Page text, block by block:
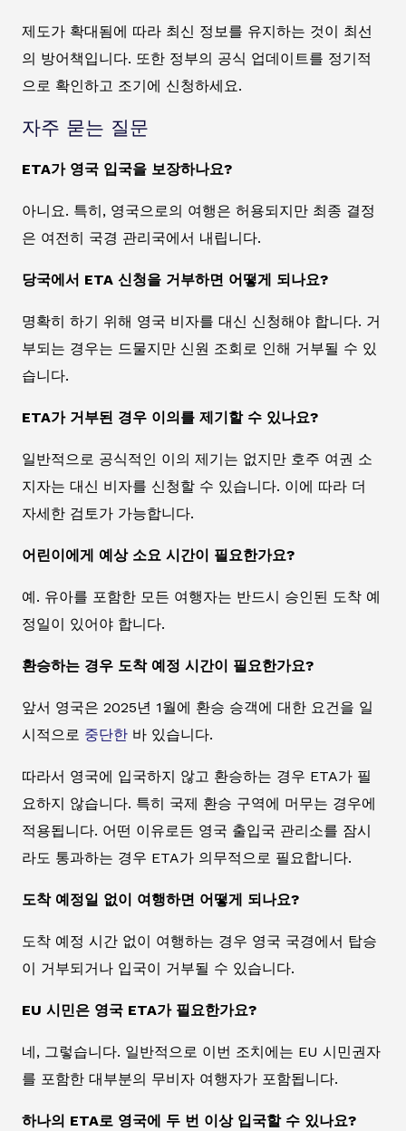
제도가 확대됨에 따라 최신 정보를 유지하는 것이 최선
의 방어책입니다. 또한 정부의 공식 업데이트를 정기적
으로 확인하고 조기에 신청하세요.
자주 묻는 질문
ETA가 영국 입국을 보장하나요?
아니요. 특히, 영국으로의 여행은 허용되지만 최종 결정
은 여전히 국경 관리국에서 내립니다.
당국에서 ETA 신청을 거부하면 어떻게 되나요?
명확히 하기 위해 영국 비자를 대신 신청해야 합니다. 거
부되는 경우는 드물지만 신원 조회로 인해 거부될 수 있
습니다.
ETA가 거부된 경우 이의를 제기할 수 있나요?
일반적으로 공식적인 이의 제기는 없지만 호주 여권 소
지자는 대신 비자를 신청할 수 있습니다. 이에 따라 더
자세한 검토가 가능합니다.
어린이에게 예상 소요 시간이 필요한가요?
예. 유아를 포함한 모든 여행자는 반드시 승인된 도착 예
정일이 있어야 합니다.
환승하는 경우 도착 예정 시간이 필요한가요?
앞서 영국은 2025년 1월에 환승 승객에 대한 요건을 일
시적으로 중단한 바 있습니다.
따라서 영국에 입국하지 않고 환승하는 경우 ETA가 필
요하지 않습니다. 특히 국제 환승 구역에 머무는 경우에
적용됩니다. 어떤 이유로든 영국 출입국 관리소를 잠시
라도 통과하는 경우 ETA가 의무적으로 필요합니다.
도착 예정일 없이 여행하면 어떻게 되나요?
도착 예정 시간 없이 여행하는 경우 영국 국경에서 탑승
이 거부되거나 입국이 거부될 수 있습니다.
EU 시민은 영국 ETA가 필요한가요?
네, 그렇습니다. 일반적으로 이번 조치에는 EU 시민권자
를 포함한 대부분의 무비자 여행자가 포함됩니다.
하나의 ETA로 영국에 두 번 이상 입국할 수 있나요?